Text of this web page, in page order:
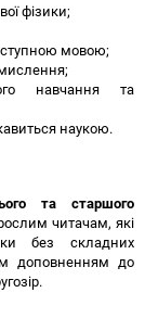
фізики;
мовою;
навчання та
наукою.
та старшого
читачам, які
без складних
доповненням до